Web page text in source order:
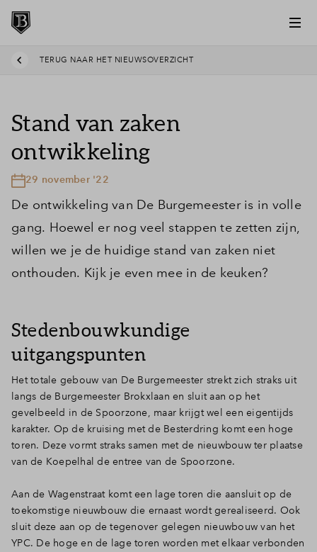
TERUG NAAR HET NIEUWSOVERZICHT
Stand van zaken
ontwikkeling
29 november '22
De ontwikkeling van De Burgemeester is in volle
gang. Hoewel er nog veel stappen te zetten zijn,
willen we je de huidige stand van zaken niet
onthouden. Kijk je even mee in de keuken?
Stedenbouwkundige
uitgangspunten
Het totale gebouw van De Burgemeester strekt zich straks uit
langs de Burgemeester Brokxlaan en sluit aan op het
gevelbeeld in de Spoorzone, maar krijgt wel een eigentijds
karakter. Op de kruising met de Besterdring komt een hoge
toren. Deze vormt straks samen met de nieuwbouw ter plaatse
van de Koepelhal de entree van de Spoorzone.
Aan de Wagenstraat komt een lage toren die aansluit op de
toekomstige nieuwbouw die ernaast wordt gerealiseerd. Ook
sluit deze aan op de tegenover gelegen nieuwbouw van het
YPC. De hoge en de lage toren worden met elkaar verbonden